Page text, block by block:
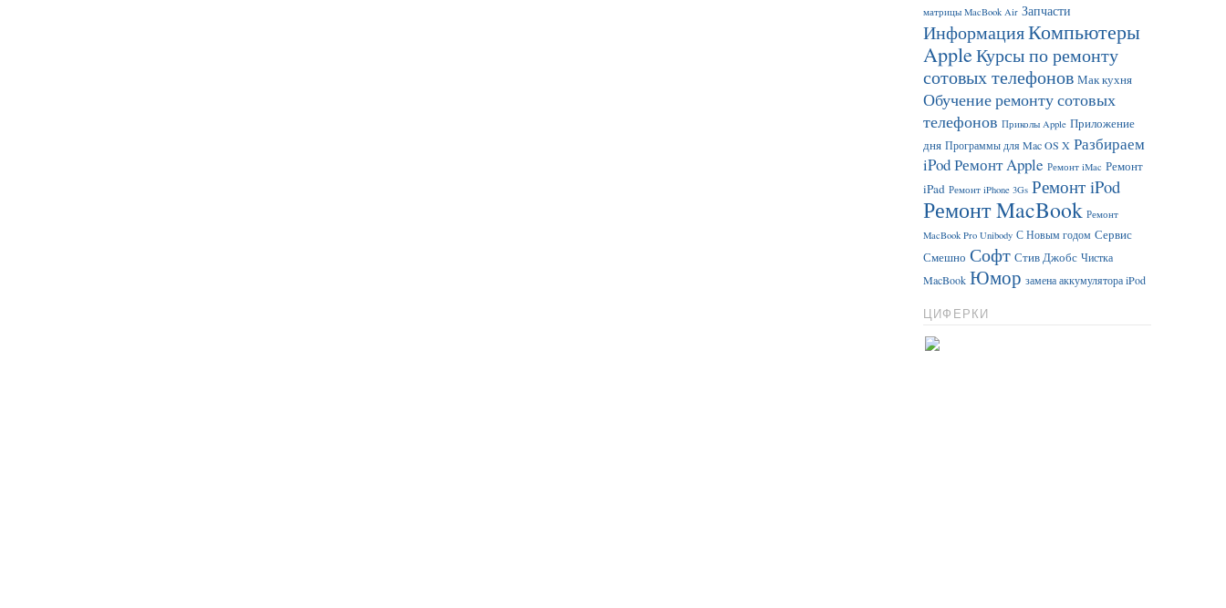
матрицы MacBook Air Запчасти
ИнформацияКомпьютеры
AppleКурсы по ремонту
сотовых телефонов Мак кухня
Обучение ремонту сотовых
телефонов Приколы Apple Приложение
дня Программы для Mac OS X Разбираем
iPodРемонт Apple Ремонт iMac Ремонт
iPad Ремонт iPhone 3Gs Ремонт iPod
Ремонт MacBook Ремонт
MacBook Pro Unibody С Новым годом Сервис
Смешно Софт Стив Джобс Чистка
MacBook Юмор замена аккумулятора iPod
ЦИФЕРКИ